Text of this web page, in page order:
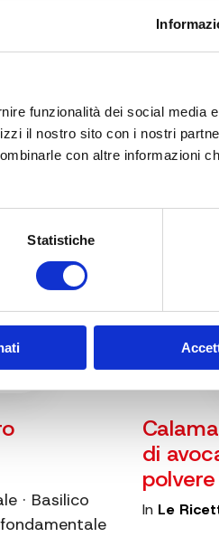
funzionalità dei social media
il nostro sito con i nostri
con altre informazioni
Statistiche
Carote,
· Basilico
di
In Le